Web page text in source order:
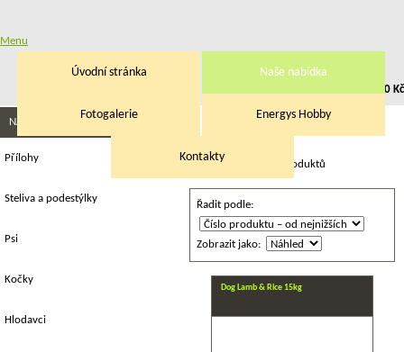
Menu
Úvodní stránka Naše nabídka
Fotogalerie Energys Hobby
Kontakty
0,00 Kč
Eminent
Celkem nalezeno produktů
Řadit podle:
Zobrazit jako:
Dog Lamb & Rice 15kg
NAŠE NABÍDKA
Přílohy
Steliva a podestýlky
Psi
Kočky
Hlodavci